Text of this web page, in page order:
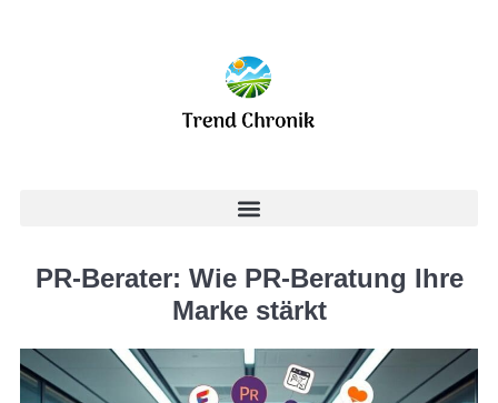
PR-Berater: Wie PR-Beratung Ihre
Marke stärkt